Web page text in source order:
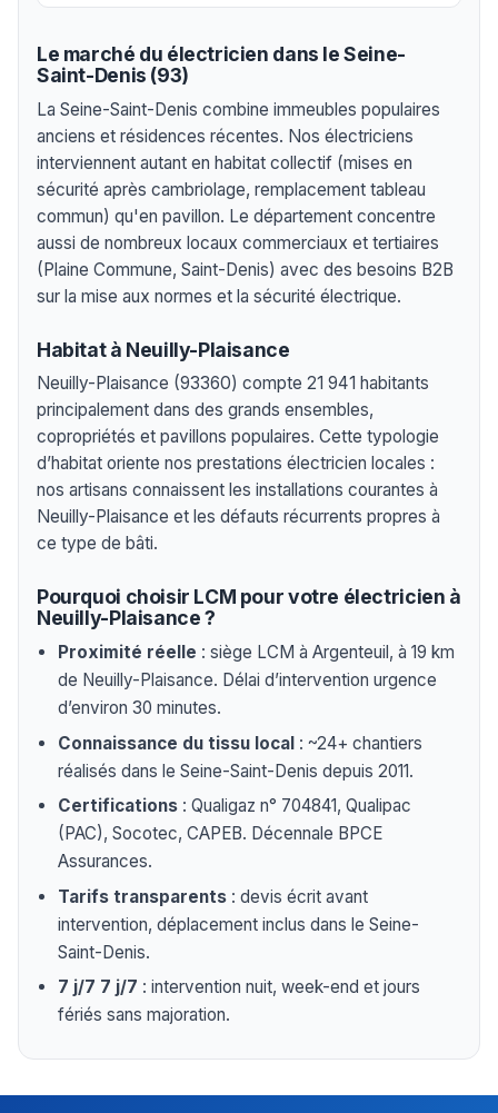
Le marché du électricien dans le Seine-
Saint-Denis (93)
La Seine-Saint-Denis combine immeubles populaires
anciens et résidences récentes. Nos électriciens
interviennent autant en habitat collectif (mises en
sécurité après cambriolage, remplacement tableau
commun) qu'en pavillon. Le département concentre
aussi de nombreux locaux commerciaux et tertiaires
(Plaine Commune, Saint-Denis) avec des besoins B2B
sur la mise aux normes et la sécurité électrique.
Habitat à Neuilly-Plaisance
Neuilly-Plaisance (93360) compte 21 941 habitants
principalement dans des grands ensembles,
copropriétés et pavillons populaires. Cette typologie
d’habitat oriente nos prestations électricien locales :
nos artisans connaissent les installations courantes à
Neuilly-Plaisance et les défauts récurrents propres à
ce type de bâti.
Pourquoi choisir LCM pour votre électricien à
Neuilly-Plaisance ?
Proximité réelle : siège LCM à Argenteuil, à 19 km
de Neuilly-Plaisance. Délai d’intervention urgence
d’environ 30 minutes.
Connaissance du tissu local : ~24+ chantiers
réalisés dans le Seine-Saint-Denis depuis 2011.
Certifications : Qualigaz n° 704841, Qualipac
(PAC), Socotec, CAPEB. Décennale BPCE
Assurances.
Tarifs transparents : devis écrit avant
intervention, déplacement inclus dans le Seine-
Saint-Denis.
7 j/7 7 j/7 : intervention nuit, week-end et jours
fériés sans majoration.